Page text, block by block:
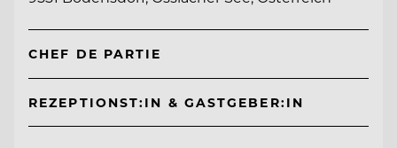
CHEF DE PARTIE
REZEPTIONST:IN & GASTGEBER:IN